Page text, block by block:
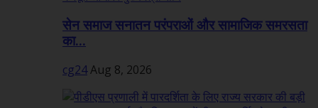
सेन समाज सनातन परंपराओं और सामाजिक समरसता
का...
cg24Aug 8, 2026